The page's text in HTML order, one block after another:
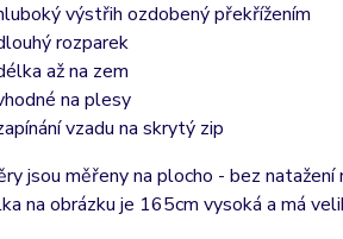
výstřih ozdobený překřížením
rozparek
až na zem
na plesy
vzadu na skrytý zip
jsou měřeny na plocho - bez
na obrázku je 165cm vysoká a má